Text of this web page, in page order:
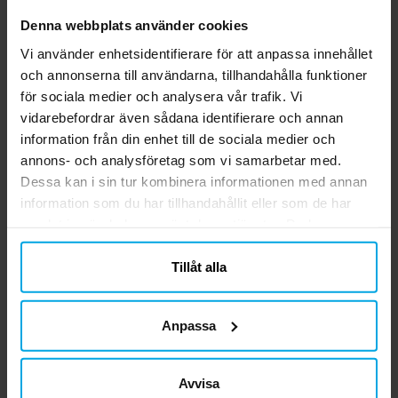
Denna webbplats använder cookies
Vi använder enhetsidentifierare för att anpassa innehållet
och annonserna till användarna, tillhandahålla funktioner
för sociala medier och analysera vår trafik. Vi
vidarebefordrar även sådana identifierare och annan
information från din enhet till de sociala medier och
annons- och analysföretag som vi samarbetar med.
Dessa kan i sin tur kombinera informationen med annan
information som du har tillhandahållit eller som de har
närsomhelst ändra ditt samtycke.
Tillåt alla
Anpassa
Avvisa
Back to the 70's -
Bordslöpare 5 meter
Pris :109,00 kr
109,00 kr
KÖP
Disco - Servetter 10-
pack
Pris:29,00 kr
29,00 kr
KÖP
Andra köpte även